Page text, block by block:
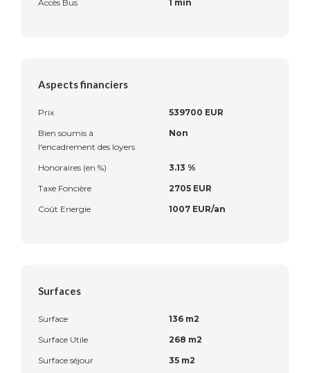
Accès Bus 1 min
Aspects financiers
Prix
539700 EUR
Bien soumis à
l'encadrement des loyers
Non
Honoraires (en %)
3.13 %
Taxe Foncière
2705 EUR
Coût Energie
1007 EUR/an
Surfaces
Surface
136 m2
Surface Utile
268 m2
Surface séjour
35 m2